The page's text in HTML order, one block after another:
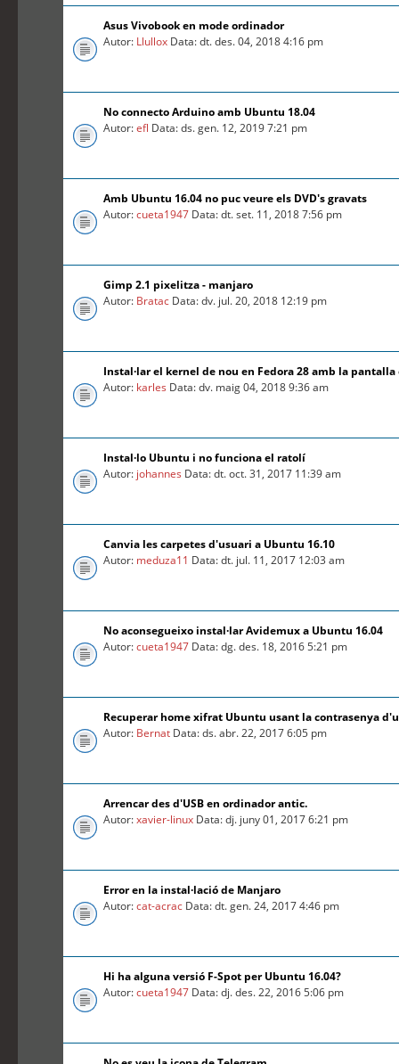
Asus Vivobook en mode ordinador
Autor: Llullox Data: dt. des. 04, 2018 4:16 pm
No connecto Arduino amb Ubuntu 18.04
Autor:efl Data: ds. gen. 12, 2019 7:21 pm
Amb Ubuntu 16.04 no puc veure els DVD's gravats
Autor:cueta1947 Data: dt. set. 11, 2018 7:56 pm
Gimp 2.1 pixelitza - manjaro
Autor: Bratac Data: dv. jul. 20, 2018 12:19 pm
Instal·lar el kernel de nou en Fedora 28 amb la pantalla
Autor: karles Data: dv. maig 04, 2018 9:36 am
Instal·lo Ubuntu i no funciona el ratolí
Autor: johannes Data: dt. oct. 31, 2017 11:39 am
Canvia les carpetes d'usuari a Ubuntu 16.10
Autor: meduza11 Data: dt. jul. 11, 2017 12:03 am
No aconsegueixo instal·lar Avidemux a Ubuntu 16.04
Autor:cueta1947 Data: dg. des. 18, 2016 5:21 pm
Recuperar home xifrat Ubuntu usant la contrasenya
Autor: Bernat Data: ds. abr. 22, 2017 6:05 pm
Arrencar des d'USB en ordinador antic.
Autor:xavier-linux Data: dj. juny 01, 2017 6:21 pm
Error en la instal·lació de Manjaro
Autor:cat-acrac Data: dt. gen. 24, 2017 4:46 pm
Hi ha alguna versió F-Spot per Ubuntu 16.04?
Autor:cueta1947 Data: dj. des. 22, 2016 5:06 pm